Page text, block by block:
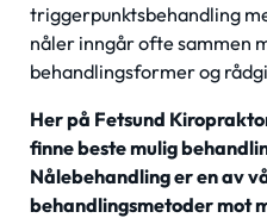
triggerpunktsbehandling
nåler inngår ofte sammen
behandlingsformer og
Her på Fetsund
finne beste mulig
Nålebehandling er en av
behandlingsmetoder mot